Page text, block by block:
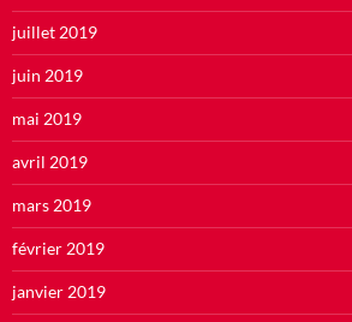
juillet 2019
juin 2019
mai 2019
avril 2019
mars 2019
février 2019
janvier 2019